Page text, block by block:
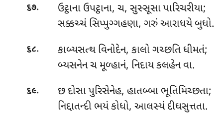
૬૭. ઉટ્ઠાના ઉપટ્ઠાના, ચ, સુસ્સૂસા પારિચરીયા;
સક્કચ્ચં સિપ્પુગ્ગહણા, ગરું આરાધયે બુધો.
૬૮. કાબ્યસત્થ વિનોદેન, કાલો ગચ્છતિ ધીમતં;
બ્યસનેન ચ મૂળ્હાનં, નિદાય કલહેન વા.
૬૯.
છ દોસા પુરિસેનેહ, હાતબ્બા ભૂતિમિચ્છતા;
નિદ્દાતન્દી ભયં કોધો, આલસ્યં દીઘસુત્તતા.